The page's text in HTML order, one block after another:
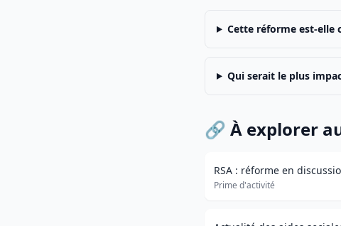
Cette réforme est-elle
Qui serait le plus
🔗 À explorer
RSA : réforme en
Prime d'activité